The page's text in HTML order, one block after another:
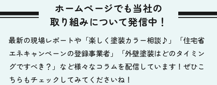
ホームページでも当社の
取り組みについて発信中！
最新の現場レポートや「楽しく塗装カラー相談♪」「住宅省
エネキャンペーンの登録事業者」「外壁塗装はどのタイミン
グですべき？」など様々なコラムを配信しています！ぜひこ
ちらもチェックしてみてくださいね！